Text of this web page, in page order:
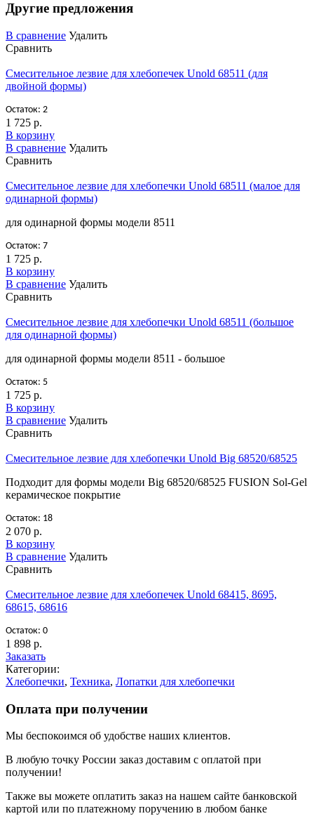
Другие предложения
В сравнение Удалить
Сравнить
Смесительное лезвие для хлебопечек Unold 68511 (для
двойной формы)
Остаток: 2
1 725 р.
В корзину
В сравнение Удалить
Сравнить
Смесительное лезвие для хлебопечки Unold 68511 (малое для
одинарной формы)
для одинарной формы модели 8511
Остаток: 7
1 725 р.
В корзину
В сравнение Удалить
Сравнить
Смесительное лезвие для хлебопечки Unold 68511 (большое
для одинарной формы)
для одинарной формы модели 8511 - большое
Остаток: 5
1 725 р.
В корзину
В сравнение Удалить
Сравнить
Смесительное лезвие для хлебопечки Unold Big 68520/68525
Подходит для формы модели Big 68520/68525 FUSION Sol-Gel
керамическое покрытие
Остаток: 18
2 070 р.
В корзину
В сравнение Удалить
Сравнить
Смесительное лезвие для хлебопечек Unold 68415, 8695,
68615, 68616
Остаток: 0
1 898 р.
Заказать
Категории:
Хлебопечки, Техника, Лопатки для хлебопечки
Оплата при получении
Мы беспокоимся об удобстве наших клиентов.
В любую точку России заказ доставим с оплатой при
получении!
Также вы можете оплатить заказ на нашем сайте банковской
картой или по платежному поручению в любом банке